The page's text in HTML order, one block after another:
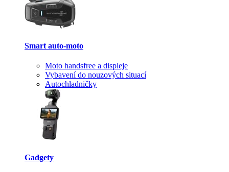
Smart auto-moto
Moto handsfree a displeje
Vybavení do nouzových situací
Autochladničky
Gadgety